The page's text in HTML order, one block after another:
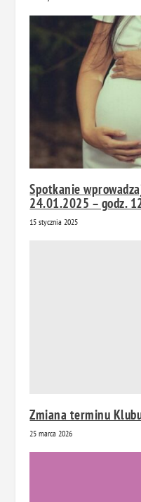
Spotkanie
24.01.2025 – godz.
15 stycznia 2025
Zmiana terminu
25 marca 2026